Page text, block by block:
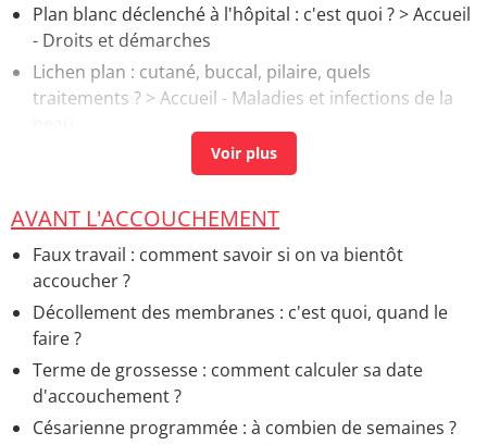
Plan blanc déclenché à l'hôpital : c'est quoi ?> Accueil
- Droits et démarches
Lichen plan : cutané, buccal, pilaire, quels
traitements ? > Accueil - Maladies et infections de la
Périmètre cranien naissance> Accueil - Santé du bébé
AVANT L'ACCOUCHEMENT
Faux travail : comment savoir si on va bientôt
accoucher ?
Décollement des membranes : c'est quoi, quand le
faire ?
Terme de grossesse : comment calculer sa date
d'accouchement ?
Césarienne programmée : à combien de semaines ?